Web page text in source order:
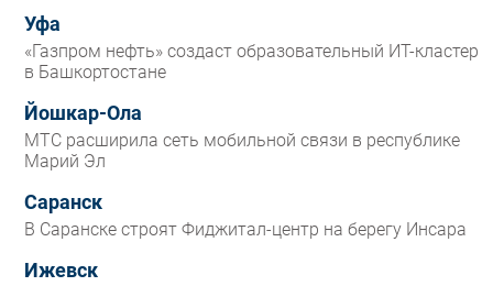
Уфа
«Газпром нефть» создаст образовательный ИТ-кластер
в Башкортостане
Йошкар-Ола
МТС расширила сеть мобильной связи в республике
Марий Эл
Саранск
В Саранске строят Фиджитал-центр на берегу Инсара
Ижевск